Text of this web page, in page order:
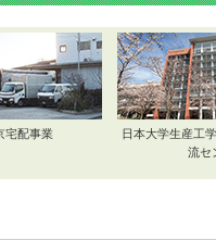
宅配事業
日本大学生産工
流セ